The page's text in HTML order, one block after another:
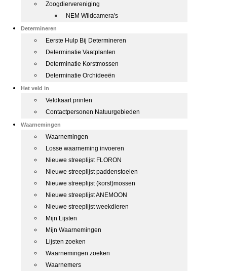
Zoogdiervereniging
NEM Wildcamera's
Determineren
Eerste Hulp Bij Determineren
Determinatie Vaatplanten
Determinatie Korstmossen
Determinatie Orchideeën
Het veld in
Veldkaart printen
Contactpersonen Natuurgebieden
Waarnemingen
Waarnemingen
Losse waarneming invoeren
Nieuwe streeplijst FLORON
Nieuwe streeplijst paddenstoelen
Nieuwe streeplijst (korst)mossen
Nieuwe streeplijst ANEMOON
Nieuwe streeplijst weekdieren
Mijn Lijsten
Mijn Waarnemingen
Lijsten zoeken
Waarnemingen zoeken
Waarnemers